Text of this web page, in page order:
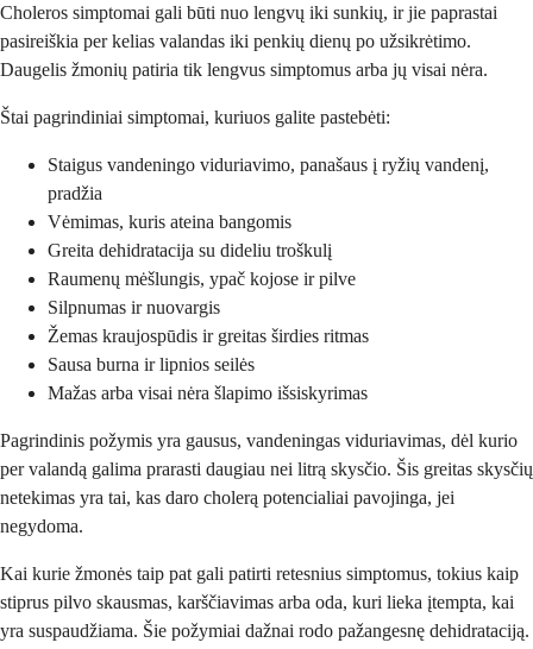
Choleros simptomai gali būti nuo lengvų iki sunkių, ir jie paprastai
pasireiškia per kelias valandas iki penkių dienų po užsikrėtimo.
Daugelis žmonių patiria tik lengvus simptomus arba jų visai nėra.
Štai pagrindiniai simptomai, kuriuos galite pastebėti:
Staigus vandeningo viduriavimo, panašaus į ryžių vandenį,
pradžia
Vėmimas, kuris ateina bangomis
Greita dehidratacija su dideliu troškulį
Raumenų mėšlungis, ypač kojose ir pilve
Silpnumas ir nuovargis
Žemas kraujospūdis ir greitas širdies ritmas
Sausa burna ir lipnios seilės
Mažas arba visai nėra šlapimo išsiskyrimas
Pagrindinis požymis yra gausus, vandeningas viduriavimas, dėl kurio
per valandą galima prarasti daugiau nei litrą skysčio. Šis greitas skysčių
netekimas yra tai, kas daro cholerą potencialiai pavojinga, jei
negydoma.
Kai kurie žmonės taip pat gali patirti retesnius simptomus, tokius kaip
stiprus pilvo skausmas, karščiavimas arba oda, kuri lieka įtempta, kai
yra suspaudžiama. Šie požymiai dažnai rodo pažangesnę dehidrataciją.